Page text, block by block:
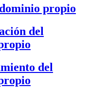
propio
del
del